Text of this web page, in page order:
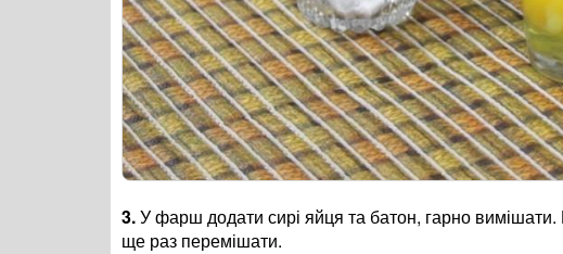
3.У фарш додати сирі яйця та батон, гарно вимішати.
ще раз перемішати.